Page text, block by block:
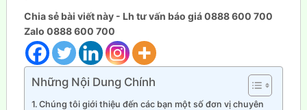
Chia sẻ bài viết này - Lh tư vấn báo giá 0888 600 700
Zalo 0888 600 700
Những Nội Dung Chính
Chúng tôi giới thiệu đến các bạn một số đơn vị chuyên